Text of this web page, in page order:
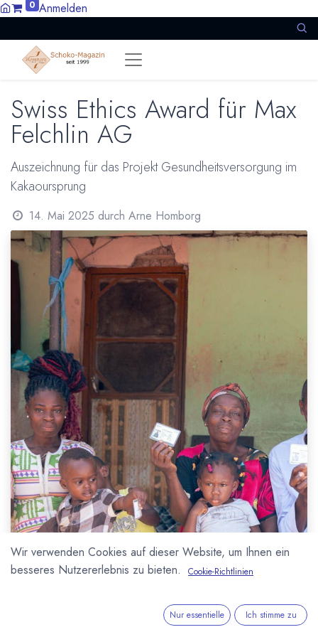
0 Anmelden
Swiss Ethics Award für Max
Felchlin AG
Auszeichnung für das Projekt Gesundheitsversorgung im
Kakaoursprung
14. Mai 2025 durch Arne Homborg
Wir verwenden Cookies auf dieser Website, um Ihnen ein
besseres Nutzererlebnis zu bieten.
Cookie-Richtlinien
Nur essentielle Ich stimme zu